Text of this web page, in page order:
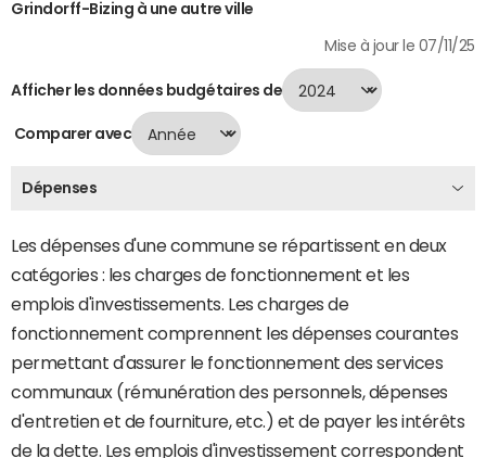
Grindorff-Bizing à une autre ville
Mise à jour le 07/11/25
Afficher les données budgétaires de
Comparer avec
Dépenses
Les dépenses d'une commune se répartissent en deux
catégories : les charges de fonctionnement et les
emplois d'investissements. Les charges de
fonctionnement comprennent les dépenses courantes
permettant d'assurer le fonctionnement des services
communaux (rémunération des personnels, dépenses
d'entretien et de fourniture, etc.) et de payer les intérêts
de la dette. Les emplois d'investissement correspondent